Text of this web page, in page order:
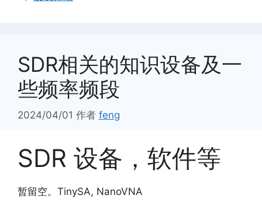
SDR相关的知识设备及一
些频率频段
2024/04/01 作者 feng
SDR 设备，软件等
暂留空。TinySA, NanoVNA